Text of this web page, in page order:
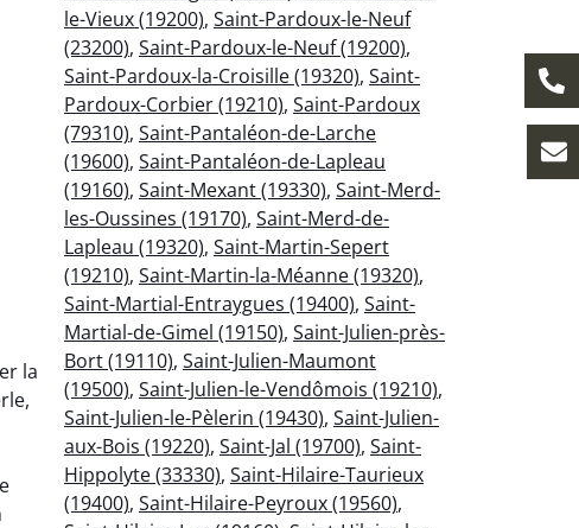
la
le-Vieux (19200), Saint-Pardoux-le-Neuf
(23200), Saint-Pardoux-le-Neuf (19200),
Saint-Pardoux-la-Croisille (19320), Saint-
Pardoux-Corbier (19210), Saint-Pardoux
(79310), Saint-Pantaléon-de-Larche
(19600), Saint-Pantaléon-de-Lapleau
(19160), Saint-Mexant (19330), Saint-Merd-
les-Oussines (19170), Saint-Merd-de-
Lapleau (19320), Saint-Martin-Sepert
(19210), Saint-Martin-la-Méanne (19320),
Saint-Martial-Entraygues (19400), Saint-
Martial-de-Gimel (19150), Saint-Julien-près-
Bort (19110), Saint-Julien-Maumont
(19500), Saint-Julien-le-Vendômois (19210),
Saint-Julien-le-Pèlerin (19430), Saint-Julien-
aux-Bois (19220), Saint-Jal (19700), Saint-
Hippolyte (33330), Saint-Hilaire-Taurieux
(19400), Saint-Hilaire-Peyroux (19560),